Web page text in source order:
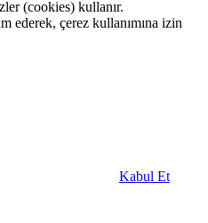
(cookies) kullanır.
ederek, çerez kullanımına izin
Kabul Et